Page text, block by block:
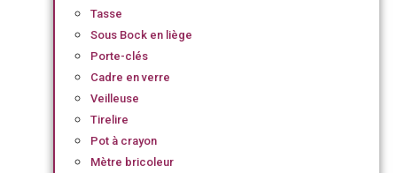
Tasse
Sous Bock en liège
Porte-clés
Cadre en verre
Veilleuse
Tirelire
Pot à crayon
Mètre bricoleur